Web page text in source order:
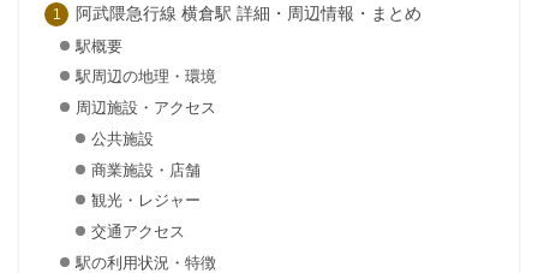
阿武隈急行線 横倉駅 詳細・周辺情報・まとめ
駅概要
駅周辺の地理・環境
周辺施設・アクセス
公共施設
商業施設・店舗
観光・レジャー
交通アクセス
駅の利用状況・特徴